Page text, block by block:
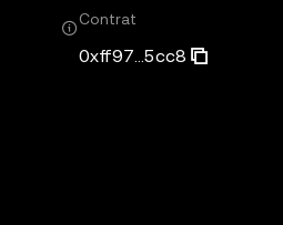
Contrat
0xff97...5cc8